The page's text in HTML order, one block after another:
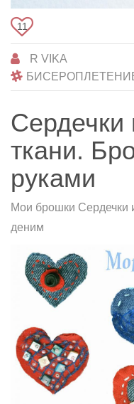
11
R VIKA
Сердечки
ткани.
руками
Мои брошки Сердечки
деним